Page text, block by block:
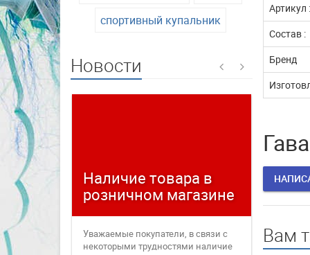
спортивный купальник
Новости
Наличие товара в
розничном магазине
Уважаемые покупатели, в связи с
некоторыми трудностями наличие
Артикул :
Состав :
Бренд
Вам